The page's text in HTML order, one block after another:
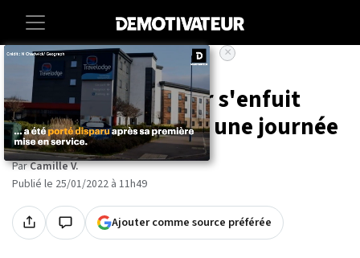
Accueil Societe Insolite
Un robot aspirateur s'enfuit
d'un hôtel pendant une journée
ParCamille V.
Publié le 25/01/2022 à 11h49
Ajouter comme source préférée
×